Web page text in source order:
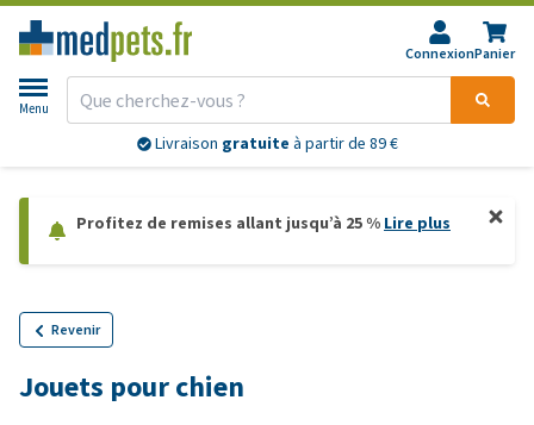
ConnexionPanier
Menu
Livraison gratuite à partir de 89 €
Profitez de remises allant jusqu’à 25 % Lire plus
Revenir
Jouets pour chien